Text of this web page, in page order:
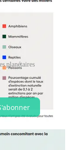
planétaires